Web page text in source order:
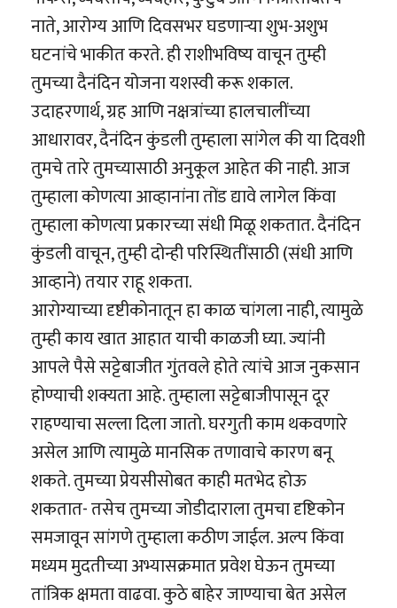
नाते, आरोग्य आणि दिवसभर घडणाऱ्या शुभ-अशुभ
घटनांचे भाकीत करते. ही राशीभविष्य वाचून तुम्ही
तुमच्या दैनंदिन योजना यशस्वी करू शकाल.
उदाहरणार्थ, ग्रह आणि नक्षत्रांच्या हालचालींच्या
आधारावर, दैनंदिन कुंडली तुम्हाला सांगेल की या दिवशी
तुमचे तारे तुमच्यासाठी अनुकूल आहेत की नाही. आज
तुम्हाला कोणत्या आव्हानांना तोंड द्यावे लागेल किंवा
तुम्हाला कोणत्या प्रकारच्या संधी मिळू शकतात. दैनंदिन
कुंडली वाचून, तुम्ही दोन्ही परिस्थितींसाठी (संधी आणि
आव्हाने) तयार राहू शकता.
आरोग्याच्या दृष्टीकोनातून हा काळ चांगला नाही, त्यामुळे
तुम्ही काय खात आहात याची काळजी घ्या. ज्यांनी
आपले पैसे सट्टेबाजीत गुंतवले होते त्यांचे आज नुकसान
होण्याची शक्यता आहे. तुम्हाला सट्टेबाजीपासून दूर
राहण्याचा सल्ला दिला जातो. घरगुती काम थकवणारे
असेल आणि त्यामुळे मानसिक तणावाचे कारण बनू
शकते. तुमच्या प्रेयसीसोबत काही मतभेद होऊ
शकतात- तसेच तुमच्या जोडीदाराला तुमचा दृष्टिकोन
समजावून सांगणे तुम्हाला कठीण जाईल. अल्प किंवा
मध्यम मुदतीच्या अभ्यासक्रमात प्रवेश घेऊन तुमच्या
तांत्रिक क्षमता वाढवा. कुठे बाहेर जाण्याचा बेत असेल